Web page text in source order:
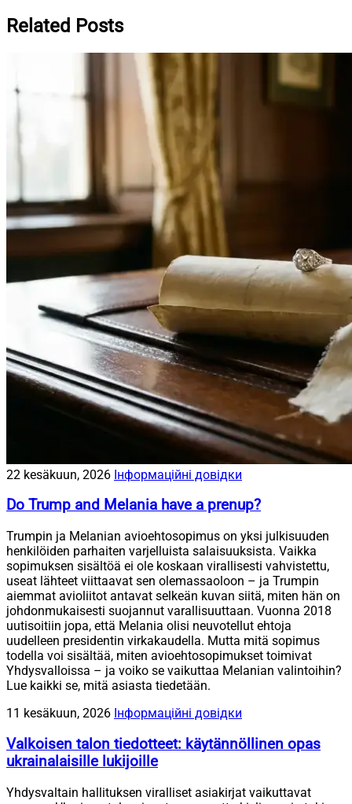
Related Posts
22 kesäkuun, 2026 Інформаційні довідки
Do Trump and Melania have a prenup?
Trumpin ja Melanian avioehtosopimus on yksi julkisuuden
henkilöiden parhaiten varjelluista salaisuuksista. Vaikka
sopimuksen sisältöä ei ole koskaan virallisesti vahvistettu,
useat lähteet viittaavat sen olemassaoloon – ja Trumpin
aiemmat avioliitot antavat selkeän kuvan siitä, miten hän on
johdonmukaisesti suojannut varallisuuttaan. Vuonna 2018
uutisoitiin jopa, että Melania olisi neuvotellut ehtoja
uudelleen presidentin virkakaudella. Mutta mitä sopimus
todella voi sisältää, miten avioehtosopimukset toimivat
Yhdysvalloissa – ja voiko se vaikuttaa Melanian valintoihin?
Lue kaikki se, mitä asiasta tiedetään.
11 kesäkuun, 2026 Інформаційні довідки
Valkoisen talon tiedotteet: käytännöllinen opas
ukrainalaisille lukijoille
Yhdysvaltain hallituksen viralliset asiakirjat vaikuttavat